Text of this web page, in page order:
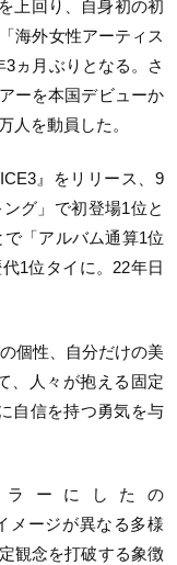
上回り、自身初の初
海外女性アーティス
3ヵ月ぶりとなる。さ
ーを本国デビューか
人を動員した。
』をリリース、9
グ」で初登場1位と
「アルバム通算1位
1位タイに。22年日
個性、自分だけの美
、人々が抱える固定
自信を持つ勇気を与
ーにしたの
メージが異なる多様
観念を打破する象徴